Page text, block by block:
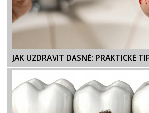
JAK UZDRAVIT DÁSNĚ: PRAKTICKÉ